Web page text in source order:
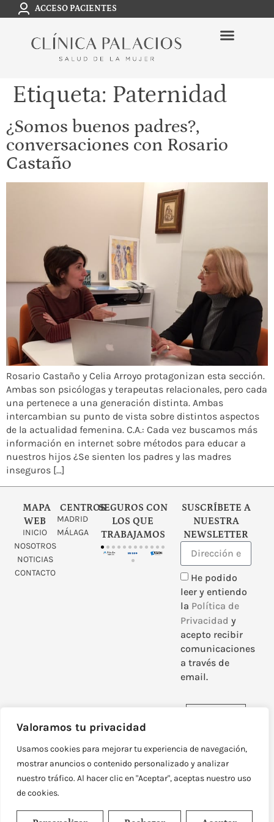
Valoramos tu privacidad
Usamos cookies para mejorar tu experiencia de navegación,
mostrar anuncios o contenido personalizado y analizar
nuestro tráfico. Al hacer clic en "Aceptar", aceptas nuestro uso
de cookies.
ACCESO PACIENTES
Etiqueta: Paternidad
¿Somos buenos padres?,
conversaciones con Rosario
Castaño
Rosario Castaño y Celia Arroyo protagonizan esta sección.
Ambas son psicólogas y terapeutas relacionales, pero cada
una pertenece a una generación distinta. Ambas
intercambian su punto de vista sobre distintos aspectos
de la actualidad femenina. C.A.: Cada vez buscamos más
información en internet sobre métodos para educar a
nuestros hijos ¿Se sienten los padres y las madres
inseguros […]
MAPA
WEB
INICIO
NOSOTROS
NOTICIAS
CONTACTO
CENTROS
MADRID
MÁLAGA
SEGUROS CON
LOS QUE
TRABAJAMOS
SUSCRÍBETE A
NUESTRA
NEWSLETTER
He podido
leer y entiendo
la Política de
Privacidad y
acepto recibir
comunicaciones
a través de
email.
© TODOS LOS DERECHOS RESERVADOS
AVISO LEGAL